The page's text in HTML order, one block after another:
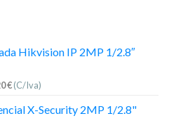
Hikvision IP 2MP 1/2.8″
€(C/Iva)
X-Security 2MP 1/2.8"